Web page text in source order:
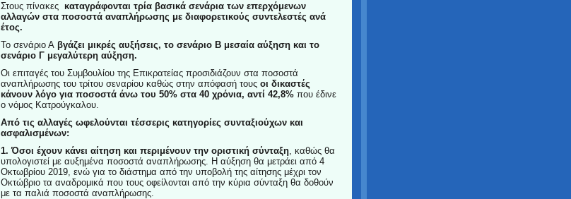
Στους πίνακες καταγράφονται τρία βασικά σενάρια των επερχόμενων
αλλαγών στα ποσοστά αναπλήρωσης με διαφορετικούς συντελεστές ανά
έτος.
Το σενάριο Α βγάζει μικρές αυξήσεις, το σενάριο Β μεσαία αύξηση και το
σενάριο Γ μεγαλύτερη αύξηση.
Οι επιταγές του Συμβουλίου της Επικρατείας προσιδιάζουν στα ποσοστά
αναπλήρωσης του τρίτου σεναρίου καθώς στην απόφασή τους οι δικαστές
κάνουν λόγο για ποσοστά άνω του 50% στα 40 χρόνια, αντί 42,8% που έδινε
ο νόμος Κατρούγκαλου.
Από τις αλλαγές ωφελούνται τέσσερις κατηγορίες συνταξιούχων και
ασφαλισμένων:
1. Όσοι έχουν κάνει αίτηση και περιμένουν την οριστική σύνταξη, καθώς θα
υπολογιστεί με αυξημένα ποσοστά αναπλήρωσης. Η αύξηση θα μετράει από 4
Οκτωβρίου 2019, ενώ για το διάστημα από την υποβολή της αίτησης μέχρι τον
Οκτώβριο τα αναδρομικά που τους οφείλονται από την κύρια σύνταξη θα δοθούν
με τα παλιά ποσοστά αναπλήρωσης.